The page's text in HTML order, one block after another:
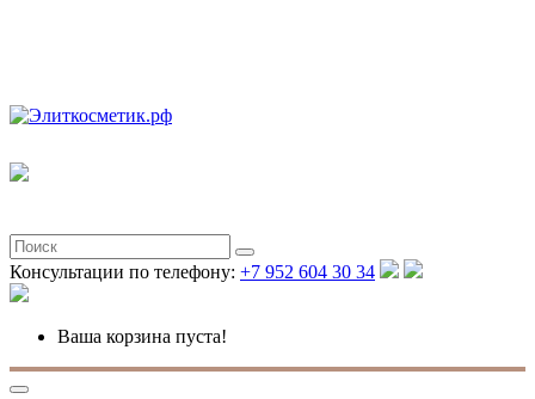
Консультации по телефону: +7 952 604 30 34
Ваша корзина пуста!